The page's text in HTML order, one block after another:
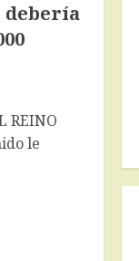
debería
REINO
le